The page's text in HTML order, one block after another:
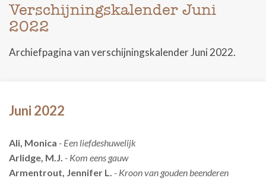
Verschijningskalender Juni
2022
Archiefpagina van verschijningskalender Juni 2022.
Juni 2022
Ali, Monica - Een liefdeshuwelijk
Arlidge, M.J. - Kom eens gauw
Armentrout, Jennifer L. - Kroon van gouden beenderen